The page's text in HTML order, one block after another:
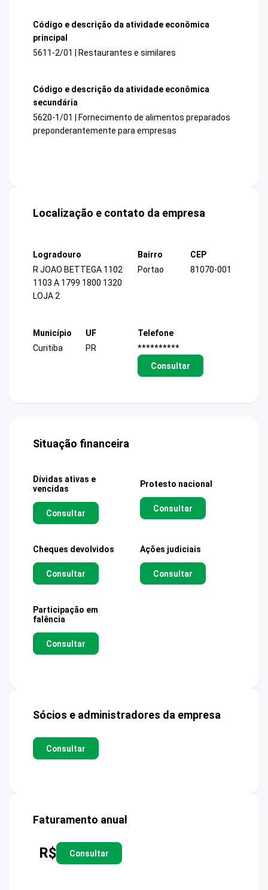
Código e descrição da atividade econômica
principal
5611-2/01 | Restaurantes e similares
Código e descrição da atividade econômica
secundária
5620-1/01 | Fornecimento de alimentos preparados
preponderantemente para empresas
Localização e contato da empresa
Logradouro
R JOAO BETTEGA 1102
1103 A 1799 1800 1320
LOJA 2
Bairro
Portao
CEP
81070-001
Município
Curitiba
UF
PR
Telefone
**********
Consultar
Situação financeira
Dívidas ativas e
vencidas
Consultar
Protesto nacional
Consultar
Cheques devolvidos
Consultar
Ações judiciais
Consultar
Participação em
falência
Consultar
Sócios e administradores da empresa
Consultar
Faturamento anual
R$ Consultar